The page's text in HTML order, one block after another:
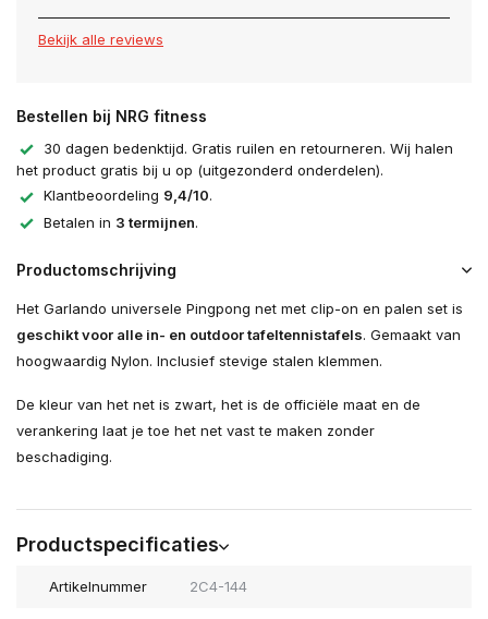
Bekijk alle reviews
Bestellen bij NRG fitness
30 dagen bedenktijd. Gratis ruilen en retourneren. Wij halen
het product gratis bij u op (uitgezonderd onderdelen).
Klantbeoordeling 9,4/10.
Betalen in 3 termijnen.
Productomschrijving
Het Garlando universele Pingpong net met clip-on en palen set is
geschikt voor alle in- en outdoor tafeltennistafels. Gemaakt van
hoogwaardig Nylon. Inclusief stevige stalen klemmen.
De kleur van het net is zwart, het is de officiële maat en de
verankering laat je toe het net vast te maken zonder
beschadiging.
Productspecificaties
Artikelnummer 2C4-144